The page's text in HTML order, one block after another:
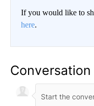
If you would like to
here.
Conversation